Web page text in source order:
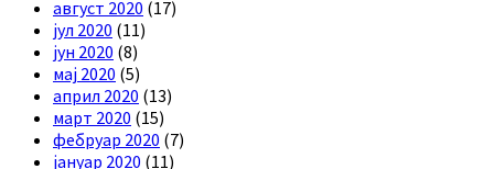
август 2020 (17)
јул 2020 (11)
јун 2020 (8)
мај 2020 (5)
април 2020 (13)
март 2020 (15)
фебруар 2020 (7)
јануар 2020 (11)